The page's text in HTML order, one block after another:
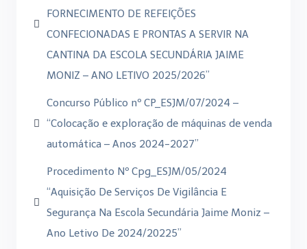
FORNECIMENTO DE REFEIÇÕES
CONFECIONADAS E PRONTAS A SERVIR NA
CANTINA DA ESCOLA SECUNDÁRIA JAIME
MONIZ – ANO LETIVO 2025/2026”
Concurso Público nº CP_ESJM/07/2024 –
“Colocação e exploração de máquinas de venda
automática – Anos 2024-2027”
Procedimento Nº Cpg_ESJM/05/2024
“Aquisição De Serviços De Vigilância E
Segurança Na Escola Secundária Jaime Moniz –
Ano Letivo De 2024/20225”